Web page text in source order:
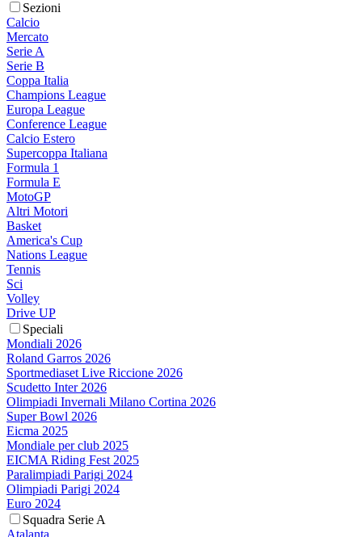
Sezioni
Calcio
Mercato
Serie A
Serie B
Coppa Italia
Champions League
Europa League
Conference League
Calcio Estero
Supercoppa Italiana
Formula 1
Formula E
MotoGP
Altri Motori
Basket
America's Cup
Nations League
Tennis
Sci
Volley
Drive UP
Speciali
Mondiali 2026
Roland Garros 2026
Sportmediaset Live Riccione 2026
Scudetto Inter 2026
Olimpiadi Invernali Milano Cortina 2026
Super Bowl 2026
Eicma 2025
Mondiale per club 2025
EICMA Riding Fest 2025
Paralimpiadi Parigi 2024
Olimpiadi Parigi 2024
Euro 2024
Squadra Serie A